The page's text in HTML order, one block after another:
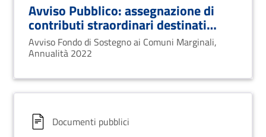
Avviso Pubblico: assegnazione di
contributi straordinari destinati
all’avvio di nuove attività
commerciali, artigianali e agricole
Avviso Fondo di Sostegno ai Comuni Marginali,
Annualità 2022
Documenti pubblici